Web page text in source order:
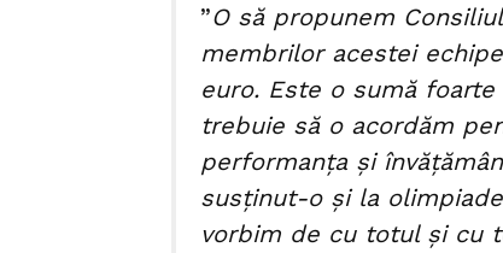
”O să propunem
membrilor acestei
euro. Este o sumă
trebuie să o acordăm
performanța și
susținut-o și la
vorbim de cu totul și cu